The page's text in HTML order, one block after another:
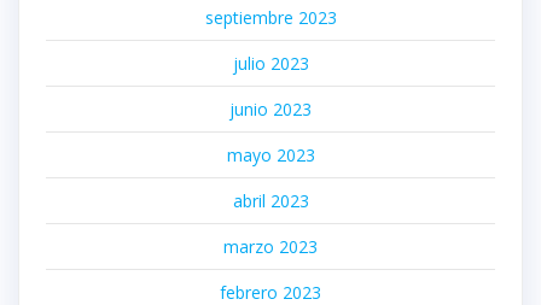
septiembre 2023
julio 2023
junio 2023
mayo 2023
abril 2023
marzo 2023
febrero 2023